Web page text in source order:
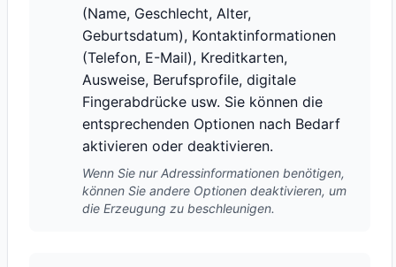
(Name, Geschlecht, Alter,
Geburtsdatum), Kontaktinformationen
(Telefon, E-Mail), Kreditkarten,
Ausweise, Berufsprofile, digitale
Fingerabdrücke usw. Sie können die
entsprechenden Optionen nach Bedarf
aktivieren oder deaktivieren.
Wenn Sie nur Adressinformationen benötigen,
können Sie andere Optionen deaktivieren, um
die Erzeugung zu beschleunigen.